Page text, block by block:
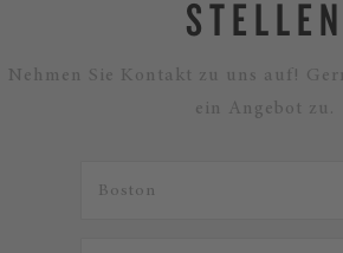
STELLEN
Nehmen Sie Kontakt zu uns auf!
ein Angebot zu.